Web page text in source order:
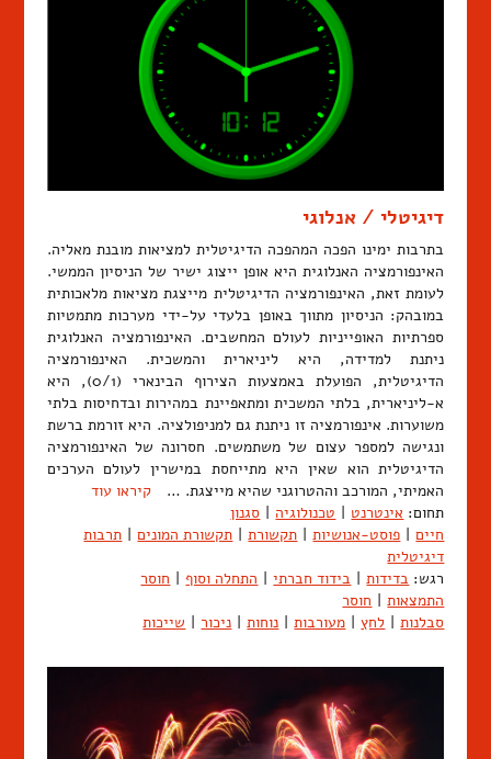
דיגיטלי / אנלוגי
בתרבות ימינו הפכה המהפכה הדיגיטלית למציאות מובנת מאליה.
האינפורמציה האנלוגית היא אופן ייצוג ישיר של הניסיון הממשי.
לעומת זאת, האינפורמציה הדיגיטלית מייצגת מציאות מלאכותית
במובהק: הניסיון מתווך באופן בלעדי על-ידי מערכות מתמטיות
ספרתיות האופייניות לעולם המחשבים. האינפורמציה האנלוגית
ניתנת למדידה, היא ליניארית והמשכית. האינפורמציה
הדיגיטלית, הפועלת באמצעות הצירוף הבינארי (0/1), היא
א-ליניארית, בלתי המשכית ומתאפיינת במהירות ובדחיסות בלתי
משוערות. אינפורמציה זו ניתנת גם למניפולציה. היא זורמת ברשת
ונגישה למספר עצום של משתמשים. חסרונה של האינפורמציה
הדיגיטלית הוא שאין היא מתייחסת במישרין לעולם הערכים
האמיתי, המורכב וההטרוגני שהיא מייצגת. … קיראו עוד
תחום: אינטרנט | טכנולוגיה | סגנון
חיים | פוסט-אנושיות | תקשורת | תקשורת המונים | תרבות
דיגיטלית
רגש: בדידות | בידוד חברתי | התחלה וסוף | חוסר
התמצאות | חוסר
סבלנות | לחץ | מעורבות | נוחות | ניכור | שייכות